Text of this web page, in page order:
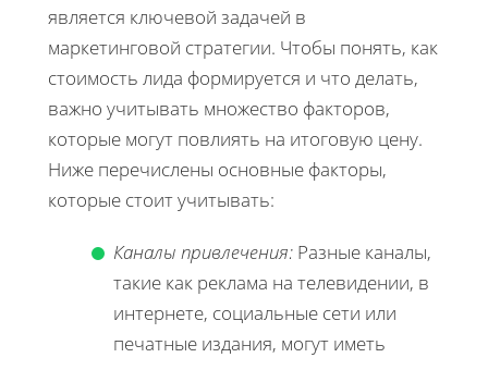
является ключевой задачей в
маркетинговой стратегии. Чтобы понять, как
стоимость лида формируется и что делать,
важно учитывать множество факторов,
которые могут повлиять на итоговую цену.
Ниже перечислены основные факторы,
которые стоит учитывать:
Каналы привлечения: Разные каналы,
такие как реклама на телевидении, в
интернете, социальные сети или
печатные издания, могут иметь